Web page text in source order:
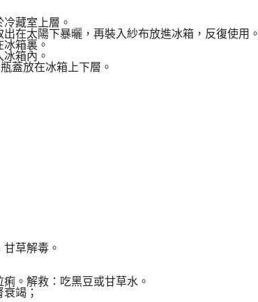
藏室上層。
在太陽下暴曬，再裝入紗布放進冰箱，反復使用。
箱裏。
箱內。
蓋放在冰箱上下層。
草解毒。
。解救：吃黑豆或甘草水。
竭；